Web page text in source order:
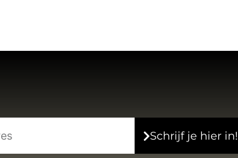
Schrijf je hier in!